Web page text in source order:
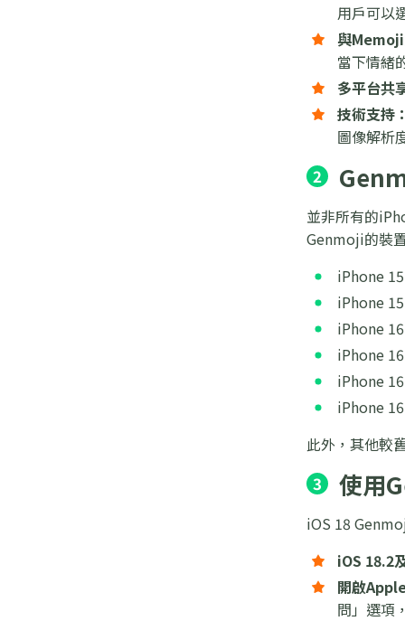
用戶可以
與Memoji
當下情緒
多平台共
技術支持：
圖像解析
2
並非所有的
Genmoji的裝
iPhone
iPhone
iPhone 16
iPhone
iPhone
iPhone
此外，其他較
3 使用
iOS 18
iOS 18.2
開啟
問」選項